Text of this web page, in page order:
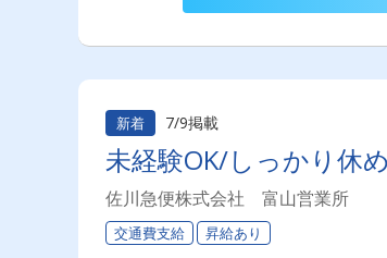
新着 7/9掲載
未経験OK/しっかり休
佐川急便株式会社 富山営業所
交通費支給 昇給あり